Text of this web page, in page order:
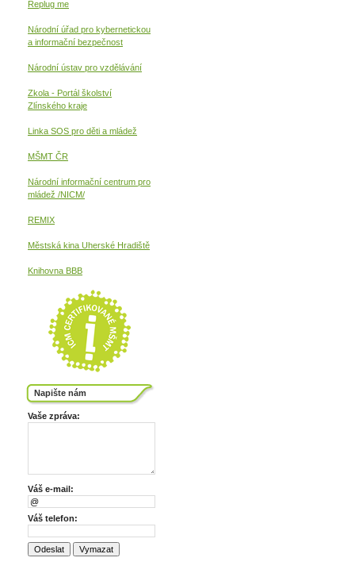
Replug me
Národní úřad pro kybernetickou
a informační bezpečnost
Národní ústav pro vzdělávání
Zkola - Portál školství
Zlínského kraje
Linka SOS pro děti a mládež
MŠMT ČR
Národní informační centrum pro
mládež /NICM/
REMIX
Městská kina Uherské Hradiště
Knihovna BBB
Napište nám
Vaše zpráva:
Váš e-mail:
Váš telefon: